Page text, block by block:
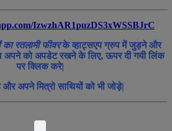
IzwzhAR1puzDS3xWSSBJrC
रतलामी फीवरके व्हाट्सएप ग्रुप में जुड़ने और
अपने को अपडेट रखने के लिए, ऊपर दी गयी लिंक
पर क्लिक करे|
अपने मित्रो साथियों को भी जोड़े|